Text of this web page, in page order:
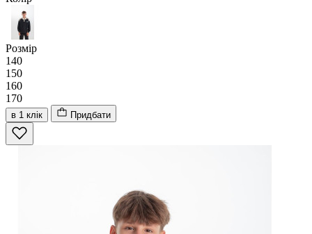
Розмір
140
150
160
170
в 1 клік Придбати